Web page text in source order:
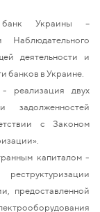
банк Украины –
Наблюдательного
деятельности и
банков в Украине.
реализация двух
задолженностей
с Законом
капиталом -
предоставленной